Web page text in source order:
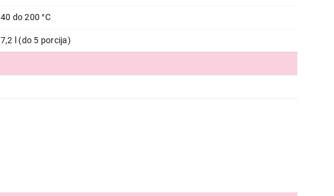
40 do 200 °C
7,2 l (do 5 porcija)
BOSCH MAF671B1